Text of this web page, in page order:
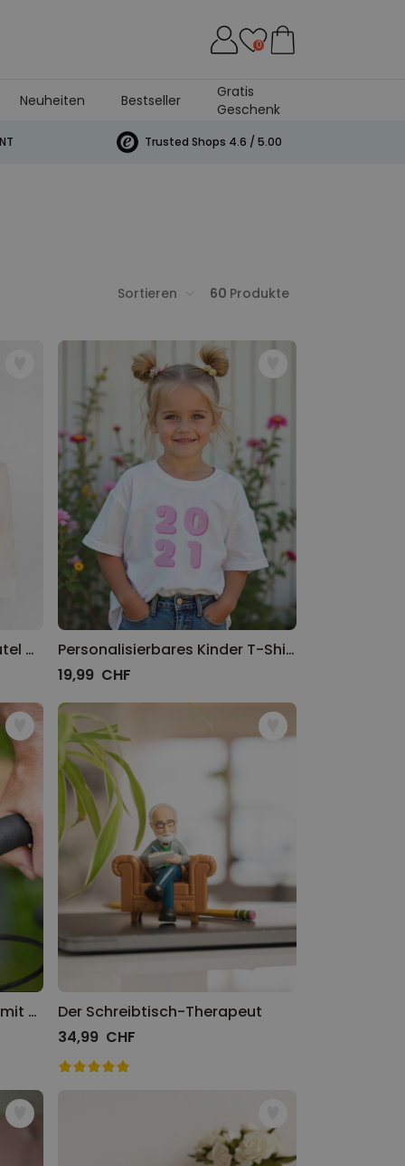
0
Neuheiten Bestseller
Gratis
Geschenk
Trusted Shops 4.6 / 5.00
Sortieren 60 Produkte
Personalisierbarer Jutebeutel mit deiner Zeichnung
Personalisierbares Kinder T-Shirt Jahreszahl
19,99 CHF
Fahrrad-Quietschentchen mit Helm
Der Schreibtisch-Therapeut
34,99 CHF